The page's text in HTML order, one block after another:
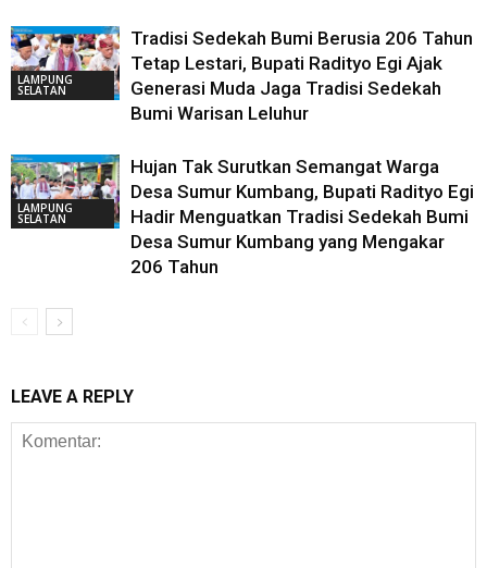
LAMPUNG
SELATAN
Tradisi Sedekah Bumi Berusia 206 Tahun
Tetap Lestari, Bupati Radityo Egi Ajak
Generasi Muda Jaga Tradisi Sedekah
Bumi Warisan Leluhur
LAMPUNG
SELATAN
Hujan Tak Surutkan Semangat Warga
Desa Sumur Kumbang, Bupati Radityo Egi
Hadir Menguatkan Tradisi Sedekah Bumi
Desa Sumur Kumbang yang Mengakar
206 Tahun
LEAVE A REPLY